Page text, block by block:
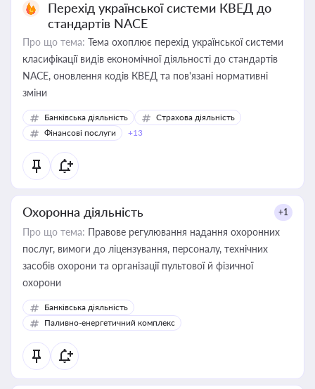
Перехід української системи КВЕД до
стандартів NACE
Про що тема: Тема охоплює перехід української системи
класифікації видів економічної діяльності до стандартів
NACE, оновлення кодів КВЕД та пов'язані нормативні
зміни
Банківська діяльність
Страхова діяльність
Фінансові послуги
+13
Охоронна діяльність +1
Про що тема: Правове регулювання надання охоронних
послуг, вимоги до ліцензування, персоналу, технічних
засобів охорони та організації пультової й фізичної
охорони
Банківська діяльність
Паливно-енергетичний комплекс